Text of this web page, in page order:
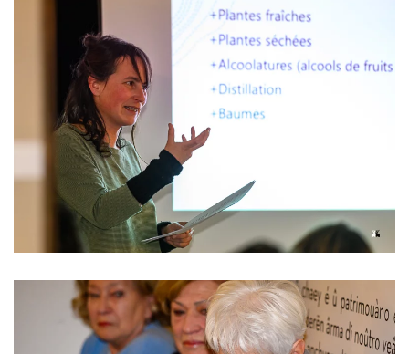
Read more